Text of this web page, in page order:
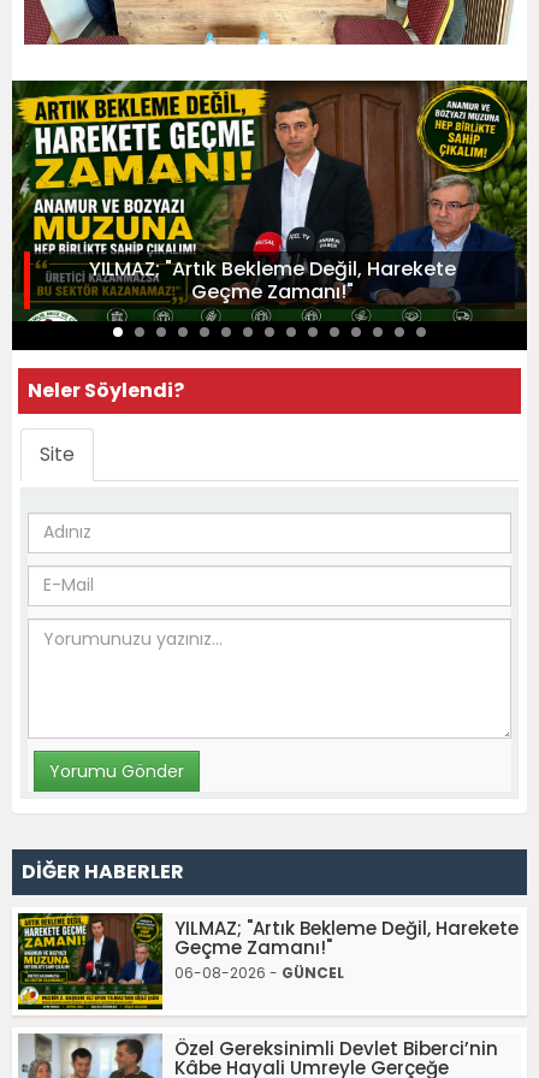
YILMAZ; "Artık Bekleme Değil, Harekete
Geçme Zamanı!"
Neler Söylendi?
Site
DİĞER HABERLER
YILMAZ; "Artık Bekleme Değil, Harekete
Geçme Zamanı!"
06-08-2026 - GÜNCEL
Özel Gereksinimli Devlet Biberci’nin
Kâbe Hayali Umreyle Gerçeğe